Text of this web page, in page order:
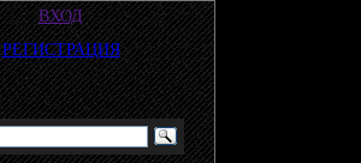
ВХОД
РЕГИСТРАЦИЯ